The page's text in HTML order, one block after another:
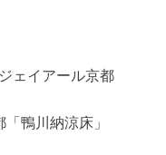
ェイアール京都
鴨川納涼床」